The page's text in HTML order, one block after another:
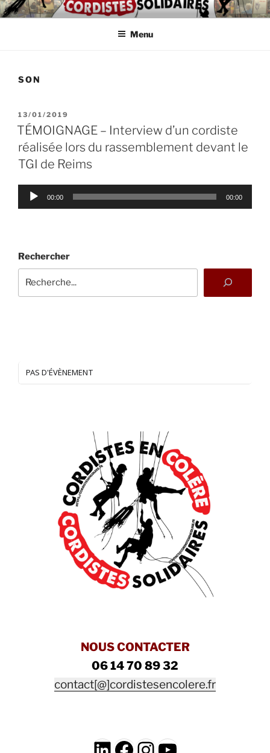
Aller
au
ASSOCIATION
D'AUTODÉFENSE DE
Intérimaires, embauché(e)s, indépendant(e)s : lutte, entraide,
Menu
SON
PUBLIÉ
LE
13/01/2019
TÉMOIGNAGE – Interview d’un cordiste
réalisée lors du rassemblement devant le
TGI de Reims
Lecteur
00:00 00:00
Rechercher
PAS D'ÉVÈNEMENT
NOUS CONTACTER
06 14 70 89 32
contact[@]cordistesencolere.fr